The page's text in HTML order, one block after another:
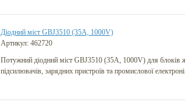
Діодний міст GBJ3510 (35A, 1000V)
Артикул: 462720
Потужний діодний міст GBJ3510 (35A, 1000V) для блоків
підсилювачів, зарядних пристроїв та промислової